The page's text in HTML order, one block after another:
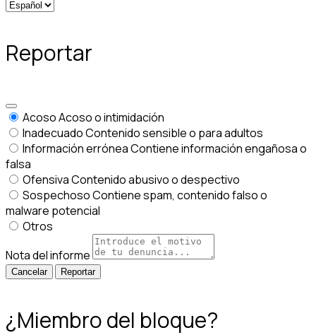
Reportar
AcosoAcoso o intimidación
InadecuadoContenido sensible o para adultos
Información erróneaContiene información engañosa o
falsa
OfensivaContenido abusivo o despectivo
SospechosoContiene spam, contenido falso o
malware potencial
Otros
Nota del informe
Reportar
¿Miembro del bloque?